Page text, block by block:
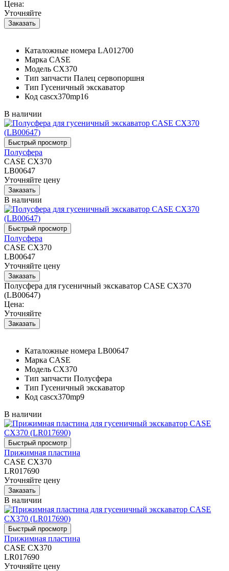
Цена:
Уточняйте
Каталожные номера LA012700
Марка CASE
Модель CX370
Тип запчасти Палец сервопоршня
Тип Гусеничный экскаватор
Код cascx370mp16
В наличии
Полусфера
CASE CX370
LB00647
Уточняйте цену
В наличии
Полусфера
CASE CX370
LB00647
Уточняйте цену
Полусфера для гусеничный экскаватор CASE CX370
(LB00647)
Цена:
Уточняйте
Каталожные номера LB00647
Марка CASE
Модель CX370
Тип запчасти Полусфера
Тип Гусеничный экскаватор
Код cascx370mp9
В наличии
Прижимная пластина
CASE CX370
LR017690
Уточняйте цену
В наличии
Прижимная пластина
CASE CX370
LR017690
Уточняйте цену